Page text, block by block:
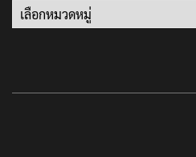
Categories